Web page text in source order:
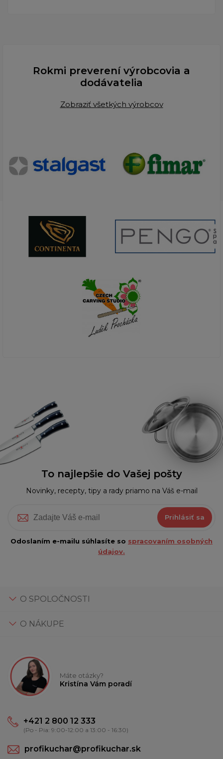
Rokmi preverení výrobcovia a
dodávatelia
Zobraziť všetkých výrobcov
To najlepšie do Vašej pošty
Novinky, recepty, tipy a rady priamo na Váš e-mail
Prihlásiť sa
Odoslaním e-mailu súhlasíte so spracovaním osobných
údajov.
O SPOLOČNOSTI
O NÁKUPE
Máte otázky?
Kristína Vám poradí
+421 2 800 12 333
(Po - Pia: 9:00-12:00 a 13:00 - 16:30)
profikuchar@profikuchar.sk